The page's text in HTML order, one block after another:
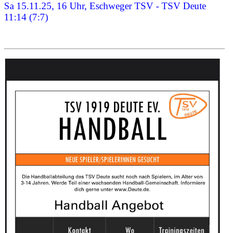
Sa 15.11.25, 16 Uhr, Eschweger TSV - TSV Deute
11:14 (7:7)